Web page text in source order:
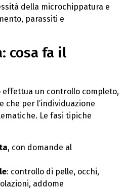
della microchippatura e
parassiti e
cosa fa il
effettua un controllo completo,
che per l’individuazione
Le fasi tipiche
, con domande al
: controllo di pelle, occhi,
addome